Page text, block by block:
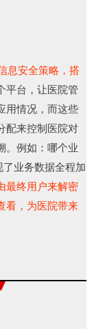
息安全策略，搭
平台，让医院管
用情况，而这些
配来控制医院对
。例如：哪个业
业务数据全程加
最终用户来解密
看，为医院带来